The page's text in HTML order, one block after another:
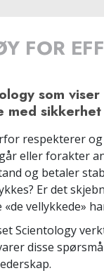
FOR
som
respekterer
eller forakter
og betaler
Er det
«de vellykkede»
Scientology
disse